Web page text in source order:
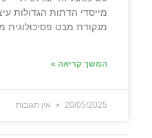
מייסדי הדתות הגדולות
מנקודת מבט פסיכולוגית
המשך קריאה »
20/05/2025 אין תגובות